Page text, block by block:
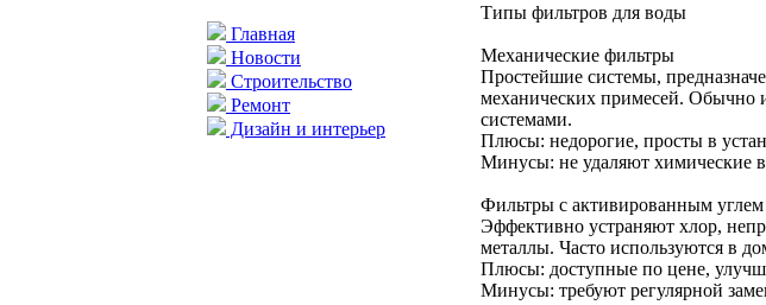
Главная
Новости
Строительство
Ремонт
Дизайн и интерьер
Типы фильтров для воды
Механические фильтры
Простейшие системы,
механических примесей. Обычно
системами.
Плюсы: недорогие, просты в
Минусы: не удаляют химические
Фильтры с активированным углем
Эффективно устраняют хлор,
металлы. Часто используются в
Плюсы: доступные по цене,
Минусы: требуют регулярной